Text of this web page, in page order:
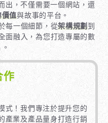
出，不僅需要一個網站，還
價值與故事的平台。
每一個細節，從架構規劃到
面融入，為您打造專屬的數
作
式！我們專注於提升您的
產業及產品量身打造行銷